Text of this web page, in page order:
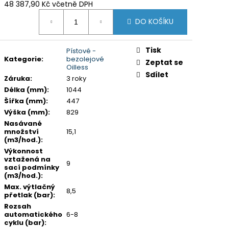
48 387,90 Kč včetně DPH
DO KOŠÍKU
Kategorie:
Pístové -
bezolejové
Oilless
Záruka:
3 roky
Délka (mm):
1044
Šířka (mm):
447
Výška (mm):
829
Nasávané
množství
(m3/hod.):
15,1
Výkonnost
vztažená na
sací podmínky
(m3/hod.):
9
Max. výtlačný
přetlak (bar):
8,5
Rozsah
automatického
cyklu (bar):
6-8
Tisk
Zeptat se
Sdílet